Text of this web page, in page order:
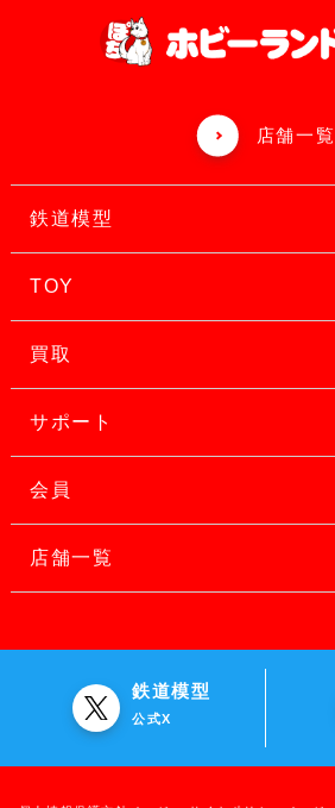
店舗一覧
鉄道模型
TOY
買取
サポート
会員
店舗一覧
鉄道模型
公式X